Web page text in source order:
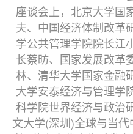
座谈会上，北京大学国
夫、中国经济体制改革
学公共管理学院院长江
长蔡昉、国家发展改革
林、清华大学国家金融
大学安泰经济与管理学
科学院世界经济与政治
文大学(深圳)全球与当